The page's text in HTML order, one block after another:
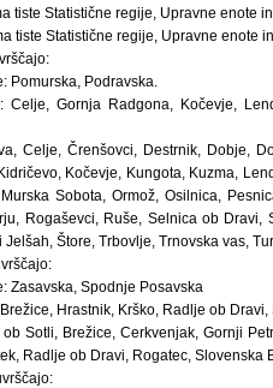
tiste Statistične regije, Upravne enote
tiste Statistične regije, Upravne enote
Pomurska, Podravska.
Celje, Gornja Radgona, Kočevje,
Celje, Črenšovci, Destrnik, Dobje,
Kočevje, Kungota, Kuzma,
Sobota, Ormož, Osilnica,
Rogaševci, Ruše, Selnica ob Dravi,
Štore, Trbovlje, Trnovska vas,
Zasavska, Spodnje Posavska
Hrastnik, Krško, Radlje ob
Sotli, Brežice, Cerkvenjak, Gornji
Radlje ob Dravi, Rogatec, Slovenska